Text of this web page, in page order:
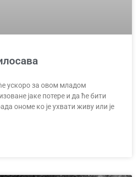
ускоро за овом младом
јаке потере и да ће бити
ономе ко је ухвати живу или је